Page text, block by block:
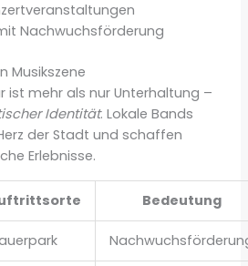
Nachwuchsförderung
Musikszene
ist mehr als nur Unterhaltung –
Identität. Lokale Bands
der Stadt und schaffen
Erlebnisse.
Bedeutung